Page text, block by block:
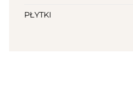
PŁYTKI